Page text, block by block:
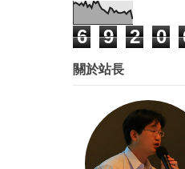
6 9 2 0
關於站長